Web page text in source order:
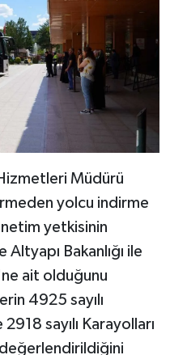
Müdürü
yolcu indirme
yetkisinin
Bakanlığı ile
ait olduğunu
4925 sayılı
sayılı Karayolları
değerlendirildiğini